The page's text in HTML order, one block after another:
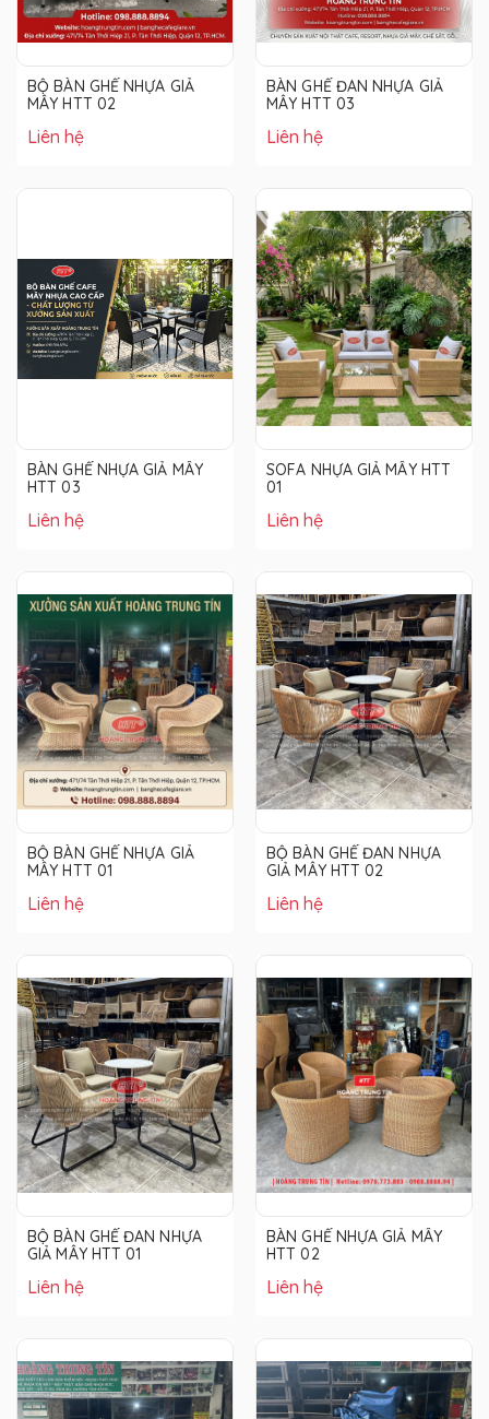
BỘ BÀN GHẾ NHỰA GIẢ
MÂY HTT 02
Liên hệ
BÀN GHẾ ĐAN NHỰA GIẢ
MÂY HTT 03
Liên hệ
BÀN GHẾ NHỰA GIẢ MÂY
HTT 03
Liên hệ
SOFA NHỰA GIẢ MÂY HTT
01
Liên hệ
BỘ BÀN GHẾ NHỰA GIẢ
MÂY HTT 01
Liên hệ
BỘ BÀN GHẾ ĐAN NHỰA
GIẢ MÂY HTT 02
Liên hệ
BỘ BÀN GHẾ ĐAN NHỰA
GIẢ MÂY HTT 01
Liên hệ
BÀN GHẾ NHỰA GIẢ MÂY
HTT 02
Liên hệ